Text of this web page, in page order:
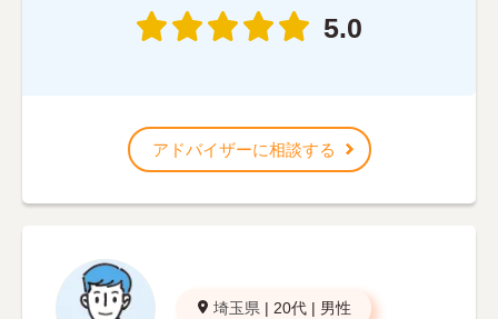
5.0
アドバイザーに相談する
埼玉県 | 20代 | 男性